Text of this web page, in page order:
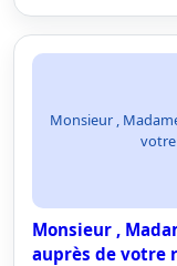
Monsieur ,
Monsieur ,
auprès de votre